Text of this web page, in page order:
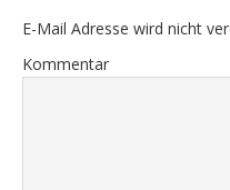
E-Mail Adresse wird nicht
Kommentar